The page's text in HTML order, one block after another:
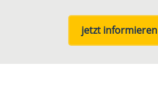
jetzt informieren